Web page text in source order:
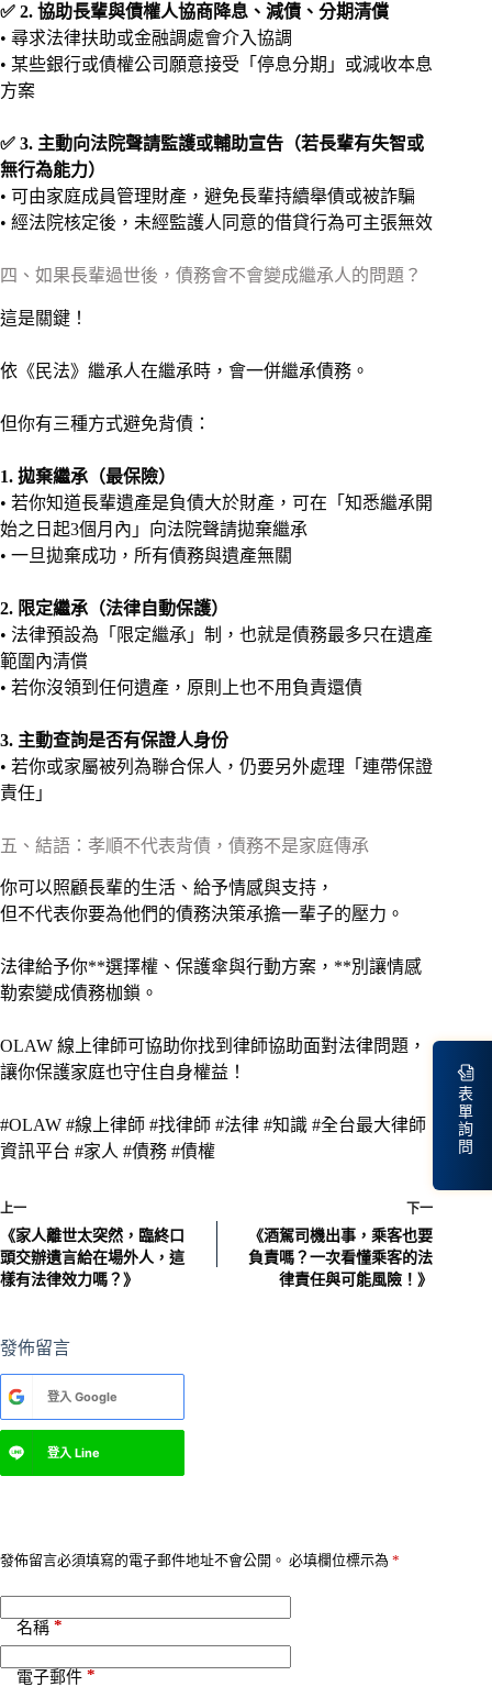
表
單
詢
問
✅ 2. 協助長輩與債權人協商降息、減債、分期清償
• 尋求法律扶助或金融調處會介入協調
• 某些銀行或債權公司願意接受「停息分期」或減收本息
方案
✅ 3. 主動向法院聲請監護或輔助宣告（若長輩有失智或
無行為能力）
• 可由家庭成員管理財產，避免長輩持續舉債或被詐騙
• 經法院核定後，未經監護人同意的借貸行為可主張無效
四、如果長輩過世後，債務會不會變成繼承人的問題？
這是關鍵！
依《民法》繼承人在繼承時，會一併繼承債務。
但你有三種方式避免背債：
1. 拋棄繼承（最保險）
• 若你知道長輩遺產是負債大於財產，可在「知悉繼承開
始之日起3個月內」向法院聲請拋棄繼承
• 一旦拋棄成功，所有債務與遺產無關
2. 限定繼承（法律自動保護）
• 法律預設為「限定繼承」制，也就是債務最多只在遺產
範圍內清償
• 若你沒領到任何遺產，原則上也不用負責還債
3. 主動查詢是否有保證人身份
• 若你或家屬被列為聯合保人，仍要另外處理「連帶保證
責任」
五、結語：孝順不代表背債，債務不是家庭傳承
你可以照顧長輩的生活、給予情感與支持，
但不代表你要為他們的債務決策承擔一輩子的壓力。
法律給予你**選擇權、保護傘與行動方案，**別讓情感
勒索變成債務枷鎖。
OLAW 線上律師可協助你找到律師協助面對法律問題，
讓你保護家庭也守住自身權益！
#OLAW #線上律師 #找律師 #法律 #知識 #全台最大律師
資訊平台 #家人 #債務 #債權
上一
《家人離世太突然，臨終口
頭交辦遺言給在場外人，這
樣有法律效力嗎？》
下一
《酒駕司機出事，乘客也要
負責嗎？一次看懂乘客的法
律責任與可能風險！》
發佈留言
登入 Google
登入 Line
發佈留言必須填寫的電子郵件地址不會公開。 必填欄位標示為 *
名稱 *
電子郵件 *
A
t
n
v
: